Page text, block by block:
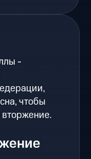
-
чтобы
вторжение.